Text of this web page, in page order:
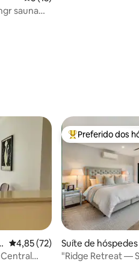
sauna
4,85 de uma avaliação média
4,85 (72)
Entre os
Preferido dos
Suíte de hóspedes
"Ridge Retreat —